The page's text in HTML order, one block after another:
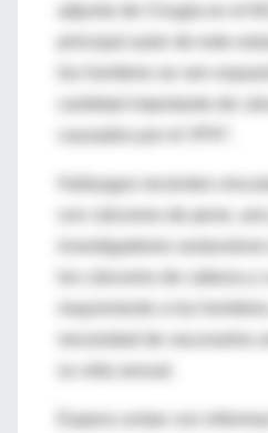
adjunto de Cirugía en el
cantidad importante de
Hallazgos recientes
con cánceres de pene,
investigadores
mayormente a los